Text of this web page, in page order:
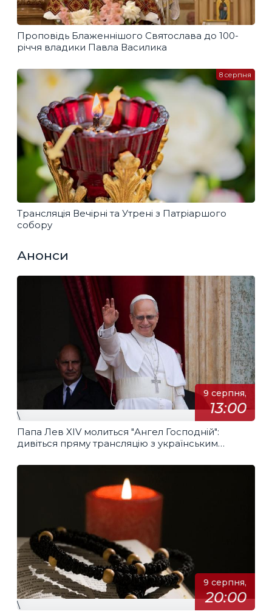
Проповідь Блаженнішого Святослава до 100-
річчя владики Павла Василика
Трансляція Вечірні та Утрені з Патріаршого
собору
8 серпня
Анонси
9 серпня,
13:00
\
Папа Лев XIV молиться "Ангел Господній":
дивіться пряму трансляцію з українським
9 серпня,
20:00
\